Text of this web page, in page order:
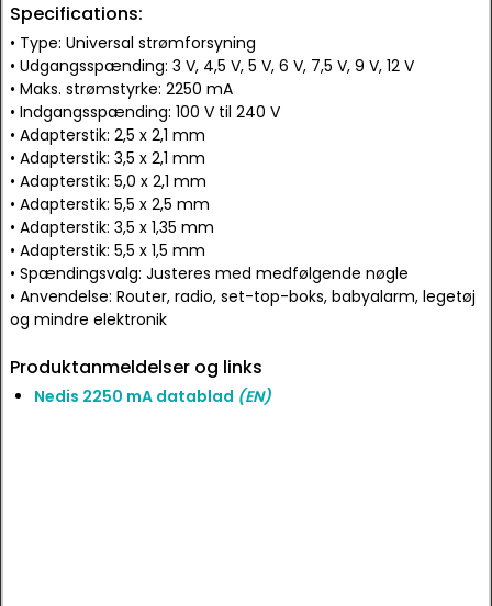
Specifications:
• Type: Universal strømforsyning
• Udgangsspænding: 3 V, 4,5 V, 5 V, 6 V, 7,5 V, 9 V, 12 V
• Maks. strømstyrke: 2250 mA
• Indgangsspænding: 100 V til 240 V
• Adapterstik: 2,5 x 2,1 mm
• Adapterstik: 3,5 x 2,1 mm
• Adapterstik: 5,0 x 2,1 mm
• Adapterstik: 5,5 x 2,5 mm
• Adapterstik: 3,5 x 1,35 mm
• Adapterstik: 5,5 x 1,5 mm
• Spændingsvalg: Justeres med medfølgende nøgle
• Anvendelse: Router, radio, set-top-boks, babyalarm, legetøj
og mindre elektronik
Produktanmeldelser og links
Nedis 2250 mA datablad (EN)